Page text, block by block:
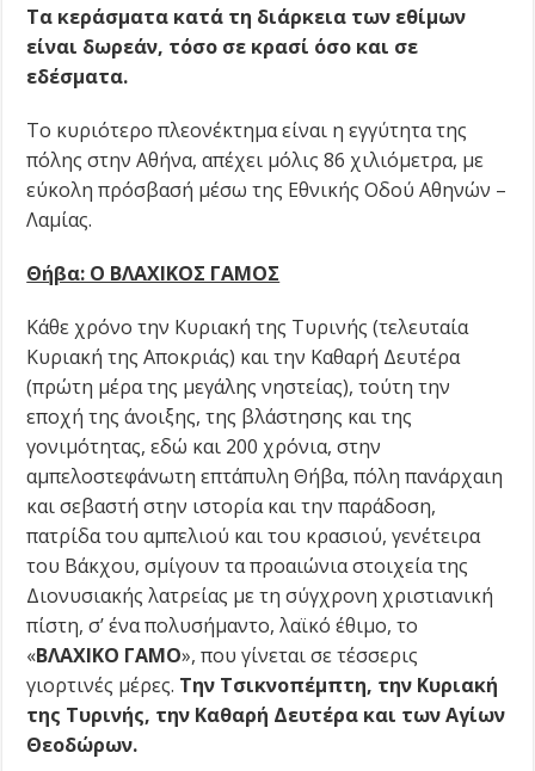
Τα κεράσματα κατά τη διάρκεια των εθίμων
είναι δωρεάν, τόσο σε κρασί όσο και σε
εδέσματα.
Το κυριότερο πλεονέκτημα είναι η εγγύτητα της
πόλης στην Αθήνα, απέχει μόλις 86 χιλιόμετρα, με
εύκολη πρόσβασή μέσω της Εθνικής Οδού Αθηνών –
Λαμίας.
Θήβα: Ο ΒΛΑΧΙΚΟΣ ΓΑΜΟΣ
Κάθε χρόνο την Κυριακή της Τυρινής (τελευταία
Κυριακή της Αποκριάς) και την Καθαρή Δευτέρα
(πρώτη μέρα της μεγάλης νηστείας), τούτη την
εποχή της άνοιξης, της βλάστησης και της
γονιμότητας, εδώ και 200 χρόνια, στην
αμπελοστεφάνωτη επτάπυλη Θήβα, πόλη πανάρχαιη
και σεβαστή στην ιστορία και την παράδοση,
πατρίδα του αμπελιού και του κρασιού, γενέτειρα
του Βάκχου, σμίγουν τα προαιώνια στοιχεία της
Διονυσιακής λατρείας με τη σύγχρονη χριστιανική
πίστη, σ’ ένα πολυσήμαντο, λαϊκό έθιμο, το
«ΒΛΑΧΙΚΟ ΓΑΜΟ», που γίνεται σε τέσσερις
γιορτινές μέρες. Την Τσικνοπέμπτη, την Κυριακή
της Τυρινής, την Καθαρή Δευτέρα και των Αγίων
Θεοδώρων.